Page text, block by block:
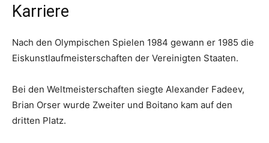
Karriere
Nach den Olympischen Spielen 1984 gewann er 1985 die
Eiskunstlaufmeisterschaften der Vereinigten Staaten.
Bei den Weltmeisterschaften siegte Alexander Fadeev,
Brian Orser wurde Zweiter und Boitano kam auf den
dritten Platz.